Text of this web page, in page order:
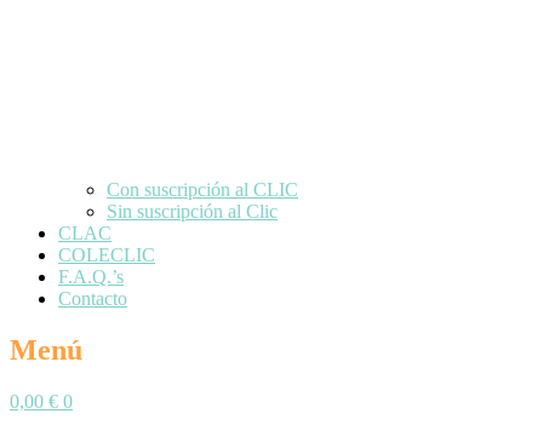
Con suscripción al CLIC
Sin suscripción al Clic
CLAC
COLECLIC
F.A.Q.’s
Contacto
Menú
0,00 € 0